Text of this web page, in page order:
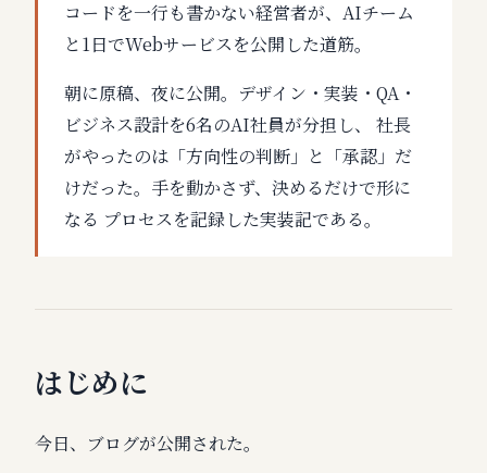
コードを一行も書かない経営者が、AIチーム
と1日でWebサービスを公開した道筋。
朝に原稿、夜に公開。デザイン・実装・QA・
ビジネス設計を6名のAI社員が分担し、 社長
がやったのは「方向性の判断」と「承認」だ
けだった。手を動かさず、決めるだけで形に
なる プロセスを記録した実装記である。
はじめに
今日、ブログが公開された。